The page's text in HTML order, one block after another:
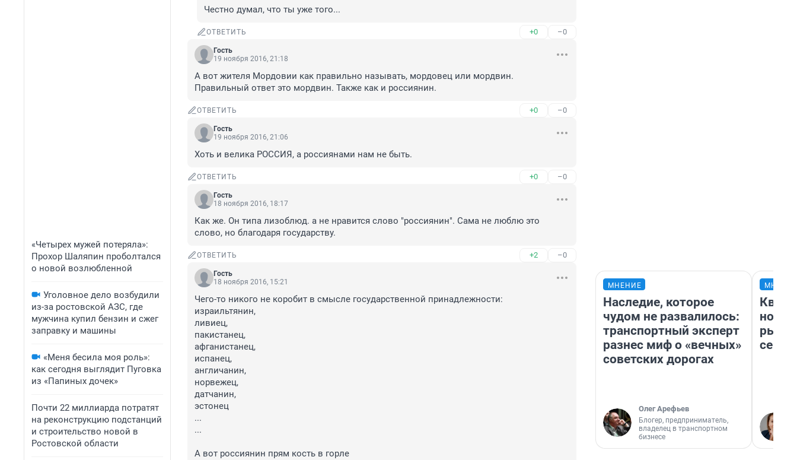
«Четырех мужей потеряла»:
Прохор Шаляпин проболтался
о новой возлюбленной
Уголовное дело возбудили
из-за ростовской АЗС, где
мужчина купил бензин и сжег
заправку и машины
«Меня бесила моя роль»:
как сегодня выглядит Пуговка
из «Папиных дочек»
Почти 22 миллиарда потратят
на реконструкцию подстанций
и строительство новой в
Ростовской области
Честно думал, что ты уже того...
ОТВЕТИТЬ +0 –0
Гость
19 ноября 2016, 21:18
А вот жителя Мордовии как правильно называть, мордовец или мордвин.
Правильный ответ это мордвин. Также как и россиянин.
ОТВЕТИТЬ +0 –0
Гость
19 ноября 2016, 21:06
Хоть и велика РОССИЯ, а россиянами нам не быть.
ОТВЕТИТЬ +0 –0
Гость
18 ноября 2016, 18:17
Как же. Он типа лизоблюд. а не нравится слово "россиянин". Сама не люблю это
слово, но благодаря государству.
ОТВЕТИТЬ +2 –0
Гость
18 ноября 2016, 15:21
Чего-то никого не коробит в смысле государственной принадлежности:
израильтянин,
ливиец,
пакистанец,
афганистанец,
испанец,
англичанин,
норвежец,
датчанин,
эстонец
...
...
А вот россиянин прям кость в горле
МНЕНИЕ
Наследие, которое
чудом не развалилось:
транспортный эксперт
разнес миф о «вечных»
советских дорогах
Олег Арефьев
Блогер, предприниматель,
владелец в транспортном
бизнесе
но